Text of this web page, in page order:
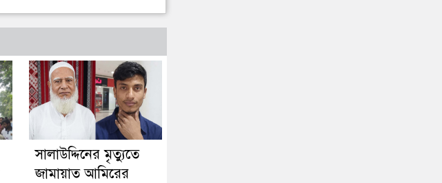
সালাউদ্দিনের মৃত্যুতে
জামায়াত আমিরের